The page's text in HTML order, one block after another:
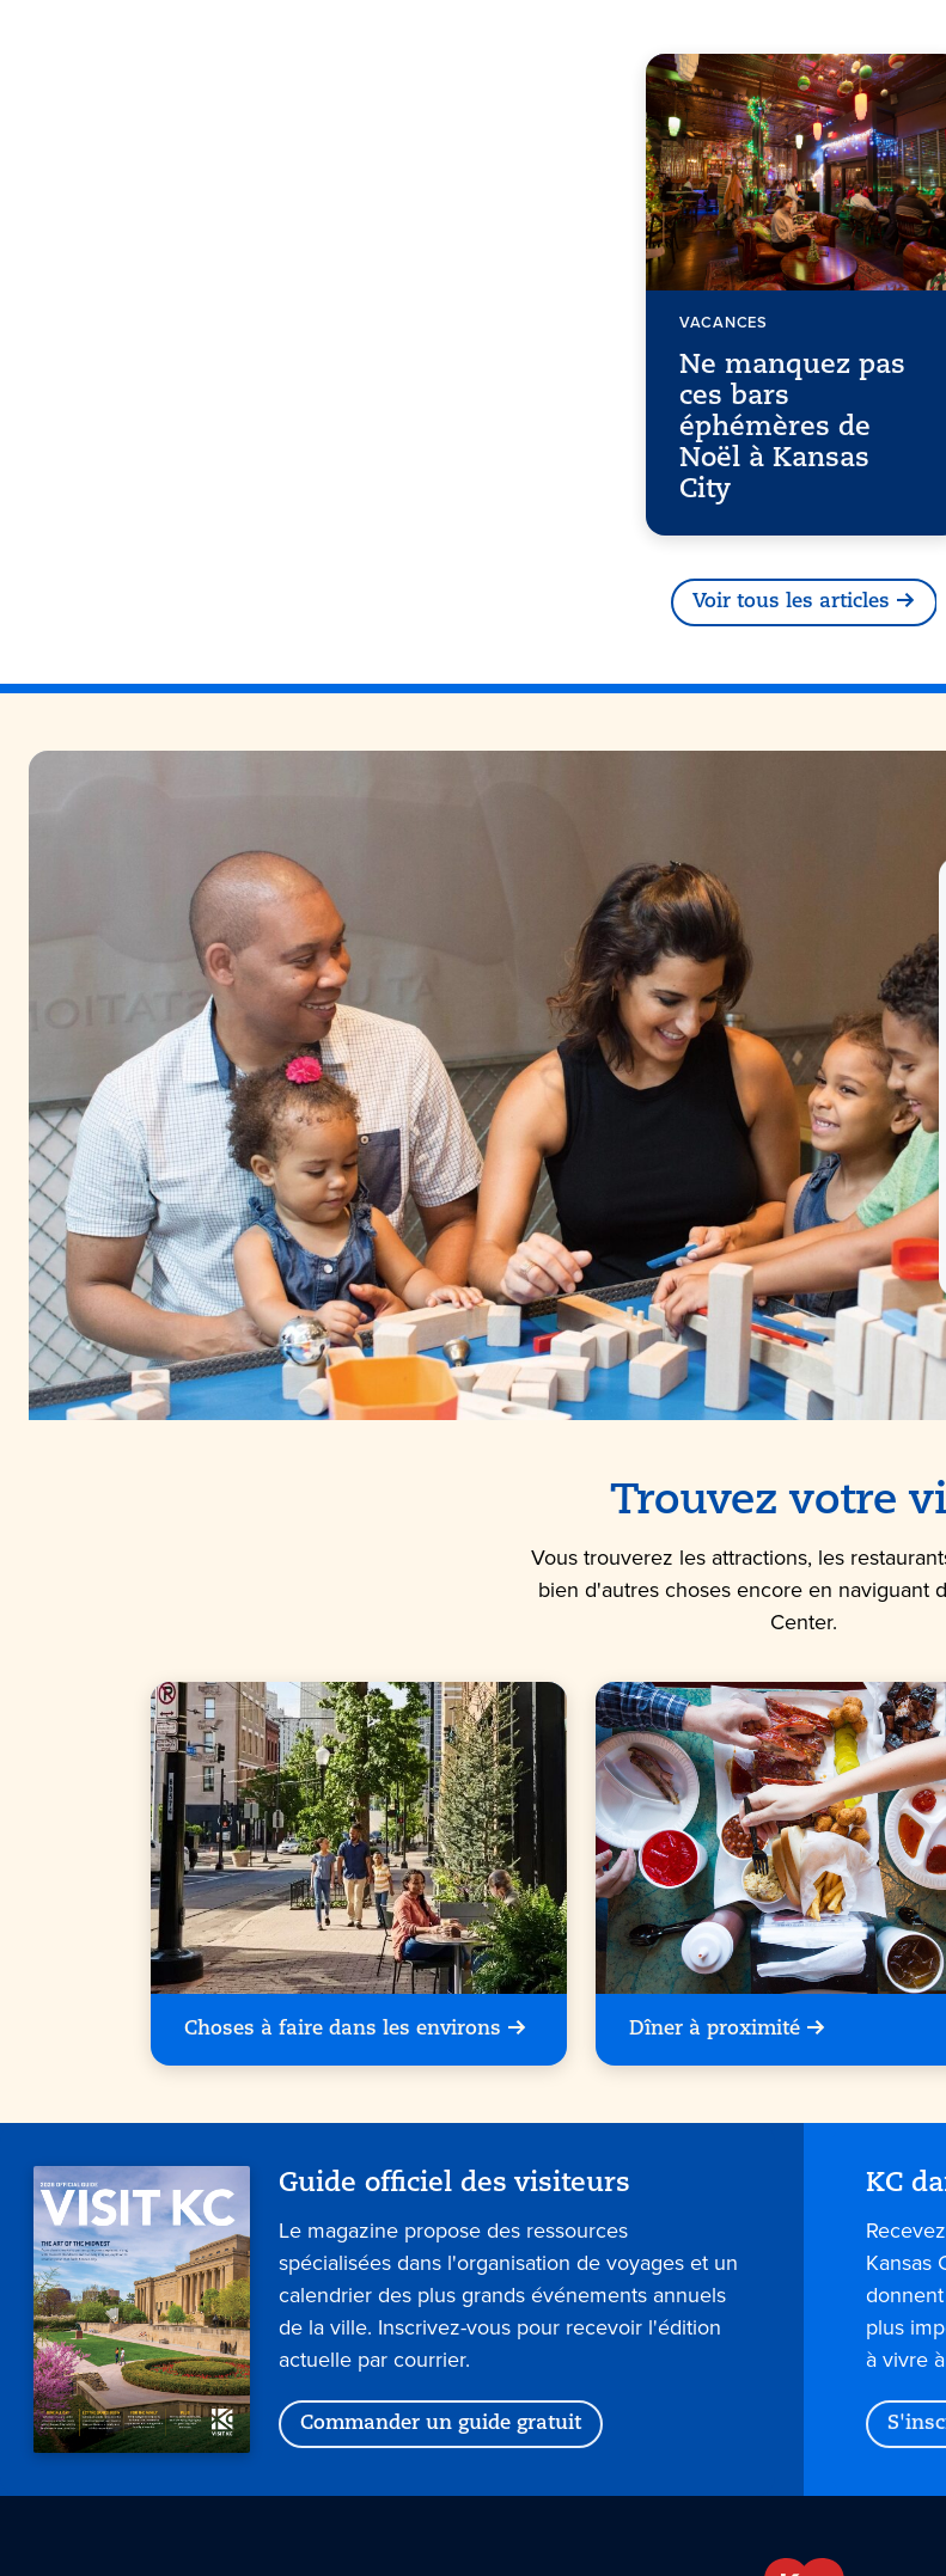
VACANCES
Ne manquez pas
ces bars
éphémères de
Noël à Kansas
City
Voir tous les articles
Trouvez votre
Vous trouverez les attractions, les
bien d'autres choses encore en naviguant
Center.
Choses à faire dans les environs Dîner à proximité
Guide officiel des visiteurs
Le magazine propose des ressources
spécialisées dans l'organisation de voyages et un
calendrier des plus grands événements annuels
de la ville. Inscrivez-vous pour recevoir l'édition
actuelle par courrier.
Commander un guide gratuit
KC
Kansas
plus
à vivre